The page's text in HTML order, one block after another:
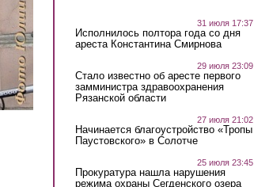
31 июля 17:37
Исполнилось полтора года со дня
ареста Константина Смирнова
29 июля 23:09
Стало известно об аресте первого
замминистра здравоохранения
Рязанской области
27 июля 21:02
Начинается благоустройство «Тропы
Паустовского» в Солотче
25 июля 23:45
Прокуратура нашла нарушения
режима охраны Сегденского озера